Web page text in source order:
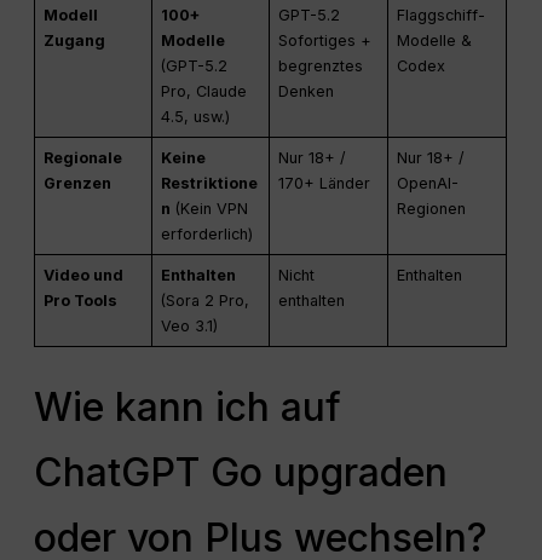
Modell
Zugang
100+
Modelle
(GPT-5.2
Pro, Claude
4.5, usw.)
GPT-5.2
Sofortiges +
begrenztes
Denken
Flaggschiff-
Modelle &
Codex
Regionale
Grenzen
Keine
Restriktione
n (Kein VPN
erforderlich)
Nur 18+ /
170+ Länder
Nur 18+ /
OpenAI-
Regionen
Video und
Pro Tools
Enthalten
(Sora 2 Pro,
Veo 3.1)
Nicht
enthalten
Enthalten
Wie kann ich auf
ChatGPT Go upgraden
oder von Plus wechseln?